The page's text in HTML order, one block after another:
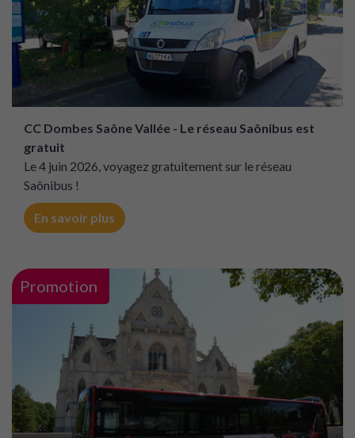
CC Dombes Saône Vallée - Le réseau Saônibus est
gratuit
Le 4 juin 2026, voyagez gratuitement sur le réseau
Saônibus !
En savoir plus
Promotion